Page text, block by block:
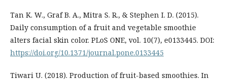
Tan K. W., Graf B. A., Mitra S. R., & Stephen I. D. (2015).
Daily consumption of a fruit and vegetable smoothie
alters facial skin color. PLoS ONE, vol. 10(7), e0133445. DOI:
https://doi.org/10.1371/journal.pone.0133445
Tiwari U. (2018). Production of fruit-based smoothies. In